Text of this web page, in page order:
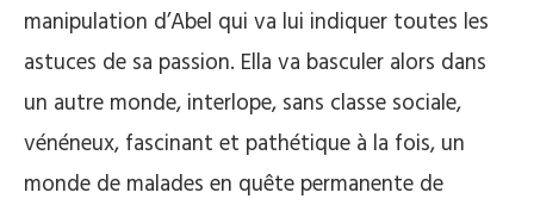
manipulation d’Abel qui va lui indiquer toutes les
astuces de sa passion. Ella va basculer alors dans
un autre monde, interlope, sans classe sociale,
vénéneux, fascinant et pathétique à la fois, un
monde de malades en quête permanente de